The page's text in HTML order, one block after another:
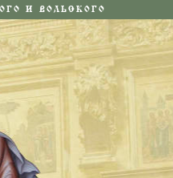
И ВОЛЬСКОГО